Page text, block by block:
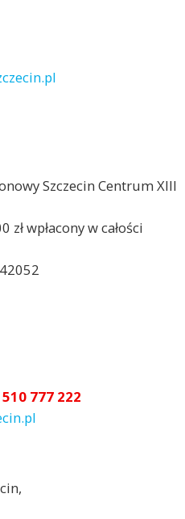
Szczecin Centrum XIII
zł wpłacony w całości
510 777 222